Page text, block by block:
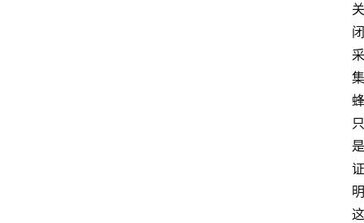
关
闭
采
集
蜂
只
是
证
明
这